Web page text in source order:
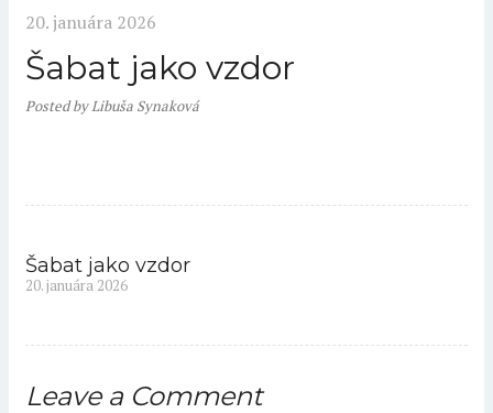
20. januára 2026
Šabat jako vzdor
PostedbyLibuša Synaková
Navigácia
v
Šabat jako vzdor
Previous
20. januára 2026
Leave a Comment